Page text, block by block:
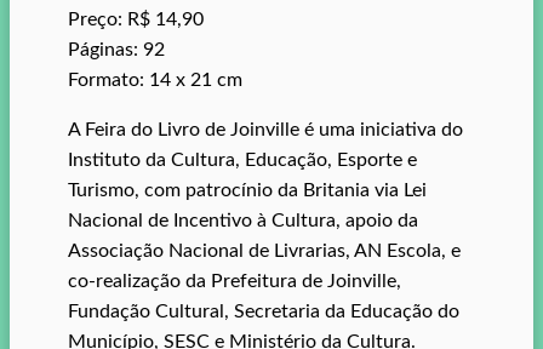
Preço: R$ 14,90
Páginas: 92
Formato: 14 x 21 cm
A Feira do Livro de Joinville é uma iniciativa do
Instituto da Cultura, Educação, Esporte e
Turismo, com patrocínio da Britania via Lei
Nacional de Incentivo à Cultura, apoio da
Associação Nacional de Livrarias, AN Escola, e
co-realização da Prefeitura de Joinville,
Fundação Cultural, Secretaria da Educação do
Município, SESC e Ministério da Cultura.